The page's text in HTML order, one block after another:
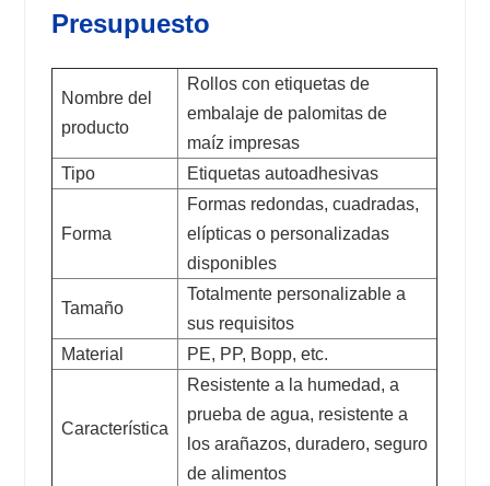
Presupuesto
Nombre del
producto
Rollos con etiquetas de
embalaje de palomitas de
maíz impresas
Tipo
Etiquetas autoadhesivas
Forma
Formas redondas, cuadradas,
elípticas o personalizadas
disponibles
Tamaño
Totalmente personalizable a
sus requisitos
Material
PE, PP, Bopp, etc.
Característica
Resistente a la humedad, a
prueba de agua, resistente a
los arañazos, duradero, seguro
de alimentos